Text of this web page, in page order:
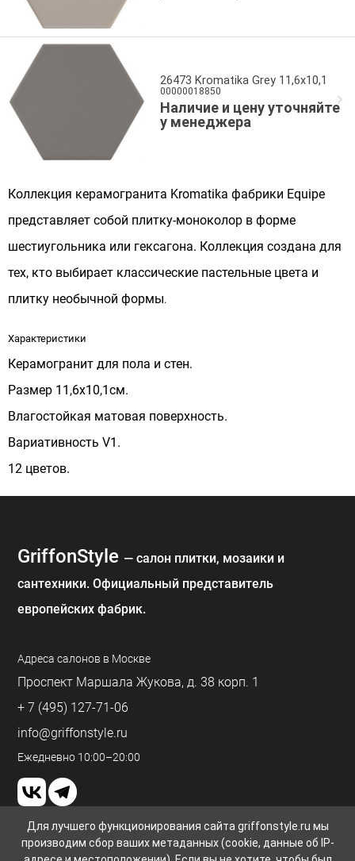
26473 Kromatika Grey 11,6x10,1
00000018850
Наличие и цену уточняйте
у менеджера
Коллекция керамогранита Kromatika фабрики Equipe
представляет собой плитку-моноколор в форме
шестиугольника или гексагона. Коллекция создана для
тех, кто выбирает классические пастельные цвета и
плитку необычной формы.
Характеристики
Керамогранит для пола и стен.
Размер 11,6x10,1см.
Влагостойкая матовая поверхность.
Вариативность V1.
12 цветов.
GriffonStyle — cалон плитки, мозаики и
сантехники. Официальный представитель
европейских фабрик.
Адреса салонов в Москве
Проспект Маршала Жукова, д. 38 корп. 1
+ 7 (495) 127-71-06
info@griffonstyle.ru
Ежедневно 10:00–20:00
Пользовательское соглашение и конфиденциальность
Для лучшего функционирования сайта griffonstyle.ru мы
производим сбор ваших метаданных (cookie, данные об IP-